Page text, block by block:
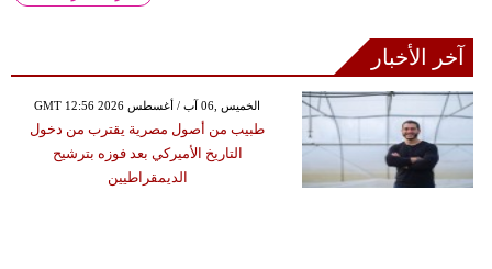
آخر الأخبار
GMT 12:56 2026 الخميس ,06 آب / أغسطس
طبيب من أصول مصرية يقترب من دخول
التاريخ الأميركي بعد فوزه بترشيح
الديمقراطيين